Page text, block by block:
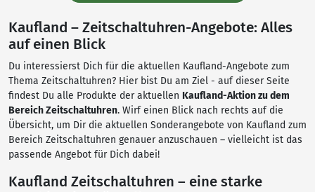
Kaufland – Zeitschaltuhren-Angebote: Alles
auf einen Blick
Du interessierst Dich für die aktuellen Kaufland-Angebote zum
Thema Zeitschaltuhren? Hier bist Du am Ziel - auf dieser Seite
findest Du alle Produkte der aktuellen Kaufland-Aktion zu dem
Bereich Zeitschaltuhren. Wirf einen Blick nach rechts auf die
Übersicht, um Dir die aktuellen Sonderangebote von Kaufland zum
Bereich Zeitschaltuhren genauer anzuschauen – vielleicht ist das
passende Angebot für Dich dabei!
Kaufland Zeitschaltuhren – eine starke